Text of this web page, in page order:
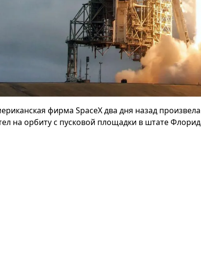
фирма SpaceX два дня назад
на орбиту с пусковой площадки в штате